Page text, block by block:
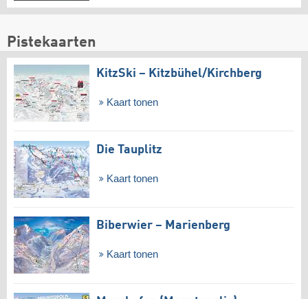
Pistekaarten
KitzSki – Kitzbühel/​Kirchberg
Kaart tonen
Die Tauplitz
Kaart tonen
Biberwier – Marienberg
Kaart tonen